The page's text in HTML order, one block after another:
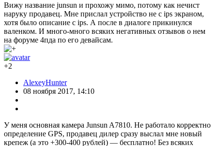
Вижу название junsun и прохожу мимо, потому как нечист
наруку продавец. Мне прислал устройство не с ips экраном,
хотя было описание с ips. А после в диалоге прикинулся
валенком. И много-много всяких негативных отзывов о нем
на форуме 4пда по его девайсам.
+2
AlexeyHunter
08 ноября 2017, 14:10
У меня основная камера Junsun A7810. Не работало корректно
определение GPS, продавец дилер сразу выслал мне новый
крепеж (а это +300-400 рублей) — бесплатно! Без всяких